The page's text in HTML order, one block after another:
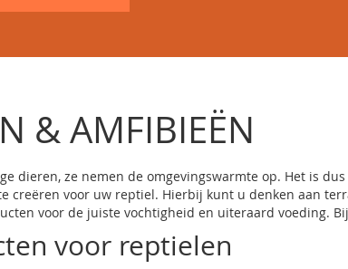
& AMFIBIEËN
dieren, ze nemen de omgevingswarmte op. Het is
creëren voor uw reptiel. Hierbij kunt u denken aan
voor de juiste vochtigheid en uiteraard voeding.
voor reptielen